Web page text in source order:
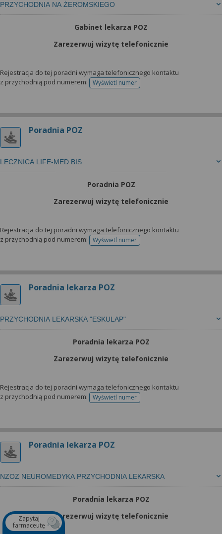
PRZYCHODNIA NA ŻEROMSKIEGO
Gabinet lekarza POZ
Zarezerwuj wizytę telefonicznie
Rejestracja do tej poradni wymaga telefonicznego kontaktu
z przychodnią pod numerem:
Wyświetl numertelefonu do rejestracji
Poradnia POZ
LECZNICA LIFE-MED BIS
Poradnia POZ
Zarezerwuj wizytę telefonicznie
Rejestracja do tej poradni wymaga telefonicznego kontaktu
z przychodnią pod numerem:
Wyświetl numertelefonu do rejestracji
Poradnia lekarza POZ
PRZYCHODNIA LEKARSKA "ESKULAP"
Poradnia lekarza POZ
Zarezerwuj wizytę telefonicznie
Rejestracja do tej poradni wymaga telefonicznego kontaktu
z przychodnią pod numerem:
Wyświetl numertelefonu do rejestracji
Poradnia lekarza POZ
NZOZ NEUROMEDYKA PRZYCHODNIA LEKARSKA
Poradnia lekarza POZ
Zarezerwuj wizytę telefonicznie
Zapytaj
farmaceutę